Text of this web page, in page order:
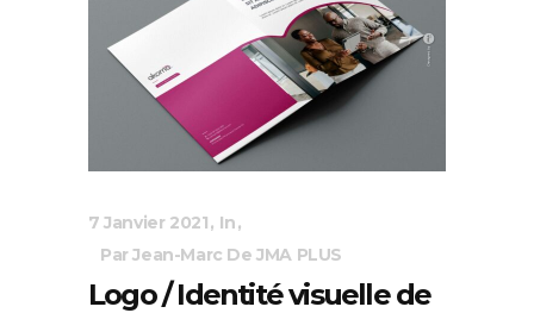
7 Janvier 2021
In
Par Jean-Marc De JMA PLUS
Logo / Identité visuelle de